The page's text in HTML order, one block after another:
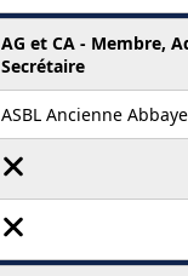
AG et CA - Membre,
Secrétaire
ASBL Ancienne